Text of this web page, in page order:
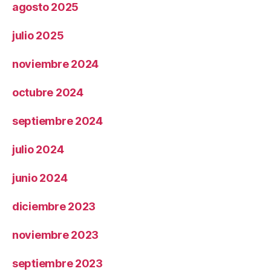
agosto 2025
julio 2025
noviembre 2024
octubre 2024
septiembre 2024
julio 2024
junio 2024
diciembre 2023
noviembre 2023
septiembre 2023